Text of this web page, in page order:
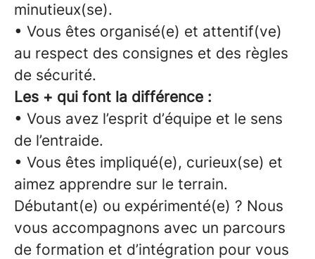
minutieux(se).
• Vous êtes organisé(e) et attentif(ve)
au respect des consignes et des règles
de sécurité.
Les + qui font la différence :
• Vous avez l’esprit d’équipe et le sens
de l’entraide.
• Vous êtes impliqué(e), curieux(se) et
aimez apprendre sur le terrain.
Débutant(e) ou expérimenté(e) ? Nous
vous accompagnons avec un parcours
de formation et d’intégration pour vous